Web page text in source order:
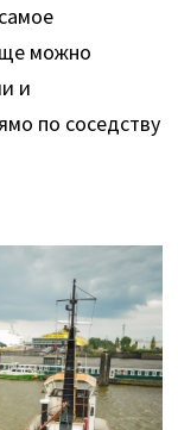
можно
и
по соседству